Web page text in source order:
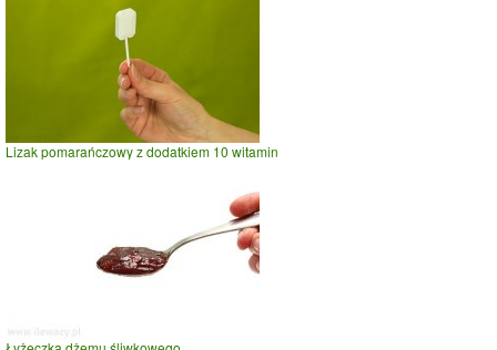
Lizak pomarańczowy z dodatkiem 10 witamin